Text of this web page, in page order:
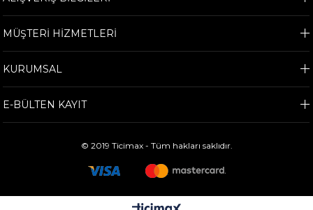
MÜŞTERİ HİZMETLERİ
KURUMSAL
E-BÜLTEN KAYIT
© 2019 Ticimax - Tüm hakları saklıdır.